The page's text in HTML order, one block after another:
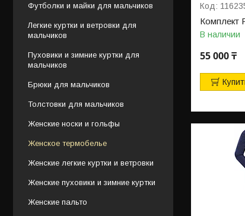
Комплект
В наличии
55 000 ₸
Футболки и майки для мальчиков
Легкие куртки и ветровки для
мальчиков
Пуховики и зимние куртки для
мальчиков
Брюки для мальчиков
Толстовки для мальчиков
Женские носки и гольфы
Женское термобелье
Женские легкие куртки и ветровки
Женские пуховики и зимние куртки
Женские пальто